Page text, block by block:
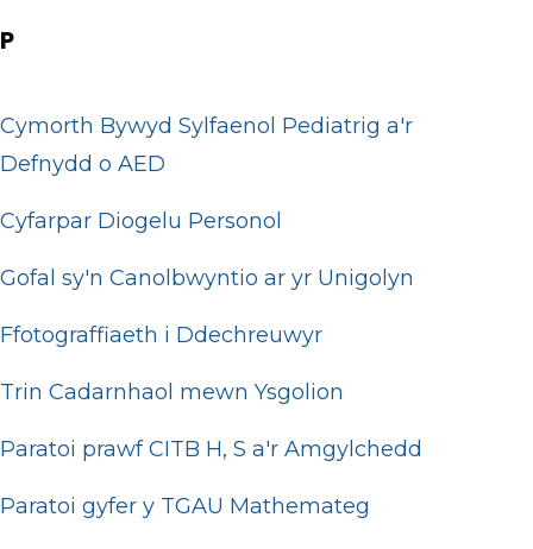
P
Cymorth Bywyd Sylfaenol Pediatrig a'r
Defnydd o AED
Cyfarpar Diogelu Personol
Gofal sy'n Canolbwyntio ar yr Unigolyn
Ffotograffiaeth i Ddechreuwyr
Trin Cadarnhaol mewn Ysgolion
Paratoi prawf CITB H, S a'r Amgylchedd
Paratoi gyfer y TGAU Mathemateg